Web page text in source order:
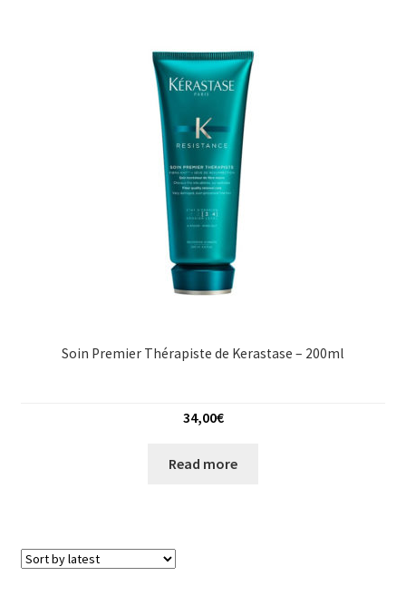
Soin Premier Thérapiste de Kerastase – 200ml
34,00€
Read more